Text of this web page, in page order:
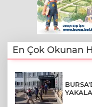
En Çok Okunan